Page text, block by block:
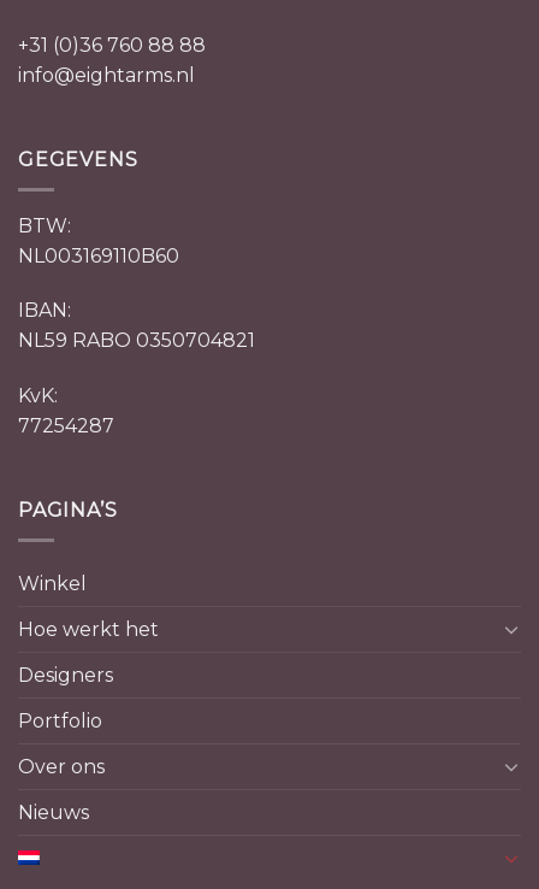
+31 (0)36 760 88 88
info@eightarms.nl
GEGEVENS
BTW:
NL003169110B60
IBAN:
NL59 RABO 0350704821
KvK:
77254287
PAGINA’S
Winkel
Hoe werkt het
Designers
Portfolio
Over ons
Nieuws